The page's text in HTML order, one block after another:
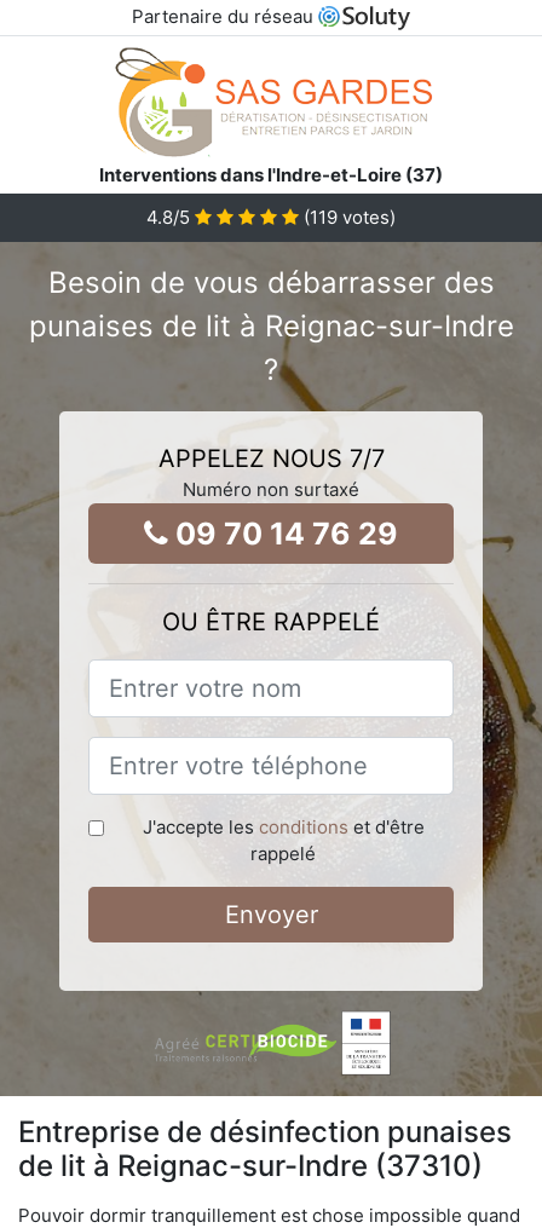
Partenaire du réseau
Interventions dans l'Indre-et-Loire (37)
4.8/5 (119 votes)
Besoin de vous débarrasser des
punaises de lit à Reignac-sur-Indre
?
APPELEZ NOUS 7/7
Numéro non surtaxé
09 70 14 76 29
OU ÊTRE RAPPELÉ
J'accepte les conditions et d'être
rappelé
Envoyer
Entreprise de désinfection punaises
de lit à Reignac-sur-Indre (37310)
Pouvoir dormir tranquillement est chose impossible quand